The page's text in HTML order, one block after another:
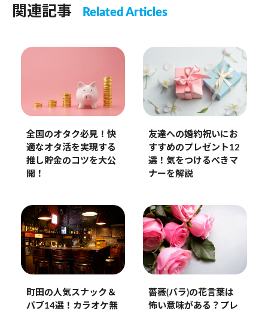
関連記事 Related Articles
全国のオタク必見！快
適なオタ活を実現する
推し貯金のコツを大公
開！
友達への婚約祝いにお
すすめのプレゼント12
選！気をつけるべきマ
ナーを解説
町田の人気スナック＆
パブ14選！カラオケ無
薔薇(バラ)の花言葉は
怖い意味がある？プレ